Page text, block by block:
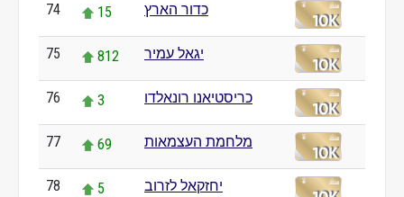
74 15 כדור הארץ
75 812 יגאל עמיר
76 3 כריסטיאנו רונאלדו
77 69 מלחמת העצמאות
78 5 יחזקאל לזרוב